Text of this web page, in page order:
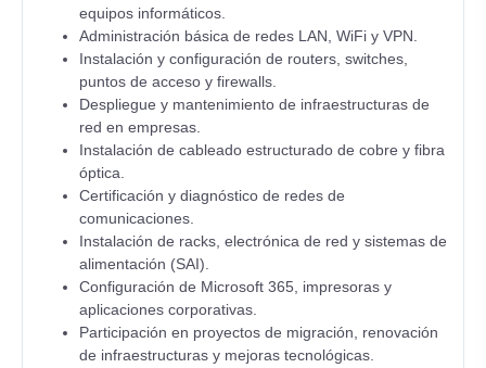
equipos informáticos.
Administración básica de redes LAN, WiFi y VPN.
Instalación y configuración de routers, switches,
puntos de acceso y firewalls.
Despliegue y mantenimiento de infraestructuras de
red en empresas.
Instalación de cableado estructurado de cobre y fibra
óptica.
Certificación y diagnóstico de redes de
comunicaciones.
Instalación de racks, electrónica de red y sistemas de
alimentación (SAI).
Configuración de Microsoft 365, impresoras y
aplicaciones corporativas.
Participación en proyectos de migración, renovación
de infraestructuras y mejoras tecnológicas.